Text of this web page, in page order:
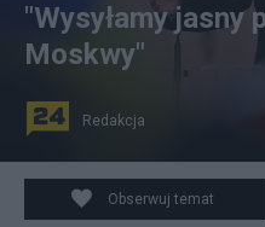
PAP/Paweł Supernak
"Wysyłamy jasny
Moskwy"
Redakcja
Obserwuj temat